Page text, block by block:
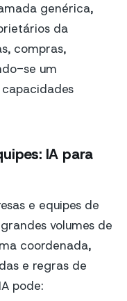
genérica,
da
compras,
se um
IA para
e equipes de
volumes de
coordenada,
e regras de
pode: